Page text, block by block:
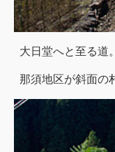
大日堂へと至る道。
那須地区が斜面の